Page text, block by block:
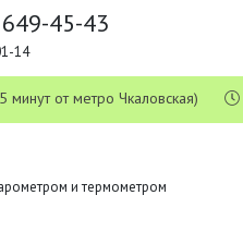
45-43
14
минут от метро Чкаловская)
и термометром